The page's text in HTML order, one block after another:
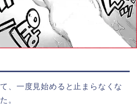
、一度見始めると止まらなくな
。